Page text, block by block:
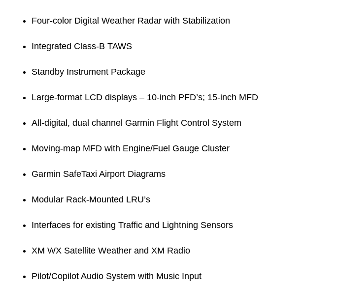
Four-color Digital Weather Radar with Stabilization
Integrated Class-B TAWS
Standby Instrument Package
Large-format LCD displays – 10-inch PFD’s; 15-inch MFD
All-digital, dual channel Garmin Flight Control System
Moving-map MFD with Engine/Fuel Gauge Cluster
Garmin SafeTaxi Airport Diagrams
Modular Rack-Mounted LRU’s
Interfaces for existing Traffic and Lightning Sensors
XM WX Satellite Weather and XM Radio
Pilot/Copilot Audio System with Music Input